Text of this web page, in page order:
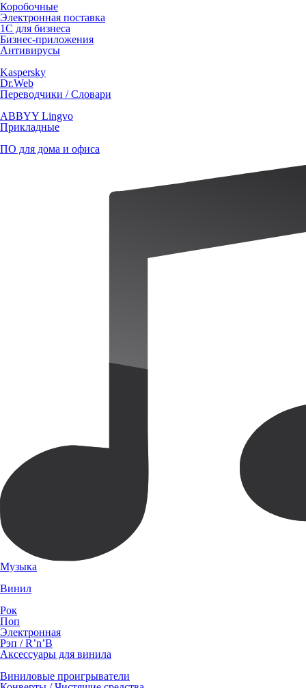
Коробочные
Электронная поставка
1С для бизнеса
Бизнес-приложения
Антивирусы
Kaspersky
Dr.Web
Переводчики / Словари
ABBYY Lingvo
Прикладные
ПО для дома и офиса
Музыка
Винил
Рок
Поп
Электронная
Рэп / R’n’B
Аксессуары для винила
Виниловые проигрыватели